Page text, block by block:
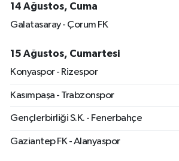
14 Ağustos, Cuma
Galatasaray - Çorum FK
15 Ağustos, Cumartesi
Konyaspor - Rizespor
Kasımpaşa - Trabzonspor
Gençlerbirliği S.K. - Fenerbahçe
Gaziantep FK - Alanyaspor